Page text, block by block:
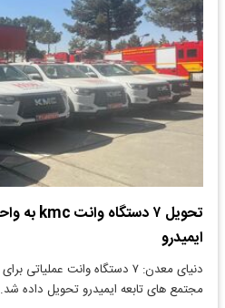
ایمیدرو
مجتمع های تابعه ایمیدرو تحویل داده شد.